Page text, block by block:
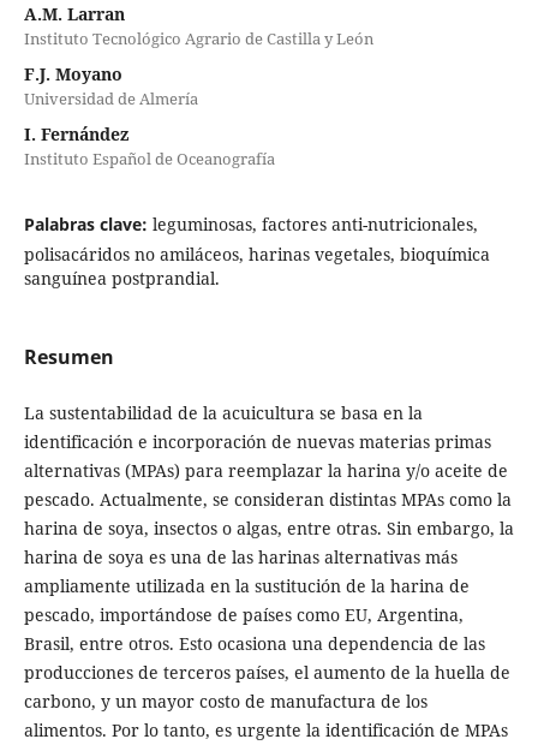
A.M. Larran
Instituto Tecnológico Agrario de Castilla y León
F.J. Moyano
Universidad de Almería
I. Fernández
Instituto Español de Oceanografía
Palabras clave: leguminosas, factores anti-nutricionales,
polisacáridos no amiláceos, harinas vegetales, bioquímica
sanguínea postprandial.
Resumen
La sustentabilidad de la acuicultura se basa en la
identificación e incorporación de nuevas materias primas
alternativas (MPAs) para reemplazar la harina y/o aceite de
pescado. Actualmente, se consideran distintas MPAs como la
harina de soya, insectos o algas, entre otras. Sin embargo, la
harina de soya es una de las harinas alternativas más
ampliamente utilizada en la sustitución de la harina de
pescado, importándose de países como EU, Argentina,
Brasil, entre otros. Esto ocasiona una dependencia de las
producciones de terceros países, el aumento de la huella de
carbono, y un mayor costo de manufactura de los
alimentos. Por lo tanto, es urgente la identificación de MPAs